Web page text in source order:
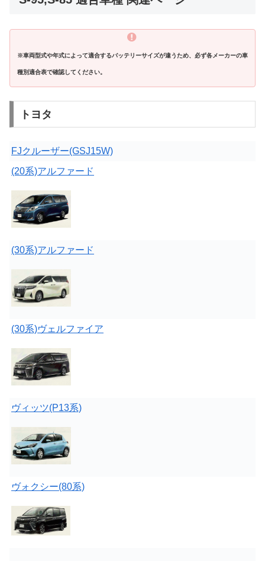
※車両型式や年式によって適合するバッテリーサイズが違うため、必ず各メーカーの車
種別適合表で確認してください。
トヨタ
FJクルーザー(GSJ15W)
(20系)アルファード
(30系)アルファード
(30系)ヴェルファイア
ヴィッツ(P13系)
ヴォクシー(80系)